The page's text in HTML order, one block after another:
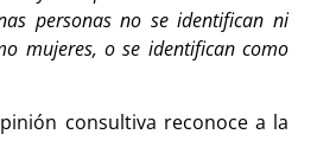
personas no se identifican ni
mujeres, o se identifican como
consultiva reconoce a la